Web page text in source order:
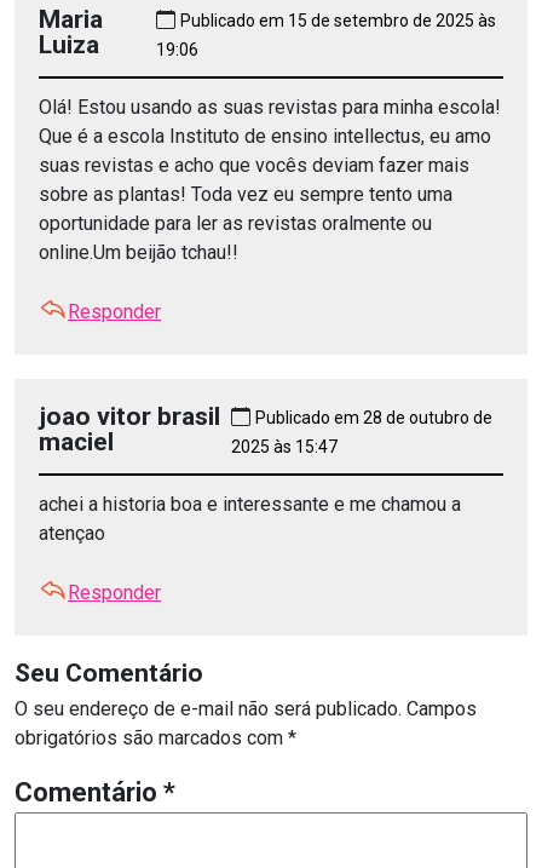
Maria
Luiza
Publicado em 15 de setembro de 2025 às
19:06
Olá! Estou usando as suas revistas para minha escola!
Que é a escola Instituto de ensino intellectus, eu amo
suas revistas e acho que vocês deviam fazer mais
sobre as plantas! Toda vez eu sempre tento uma
oportunidade para ler as revistas oralmente ou
online.Um beijão tchau!!
Responder
joao vitor brasil
maciel
Publicado em 28 de outubro de
2025 às 15:47
achei a historia boa e interessante e me chamou a
atençao
Responder
Seu Comentário
O seu endereço de e-mail não será publicado. Campos
obrigatórios são marcados com *
Comentário *